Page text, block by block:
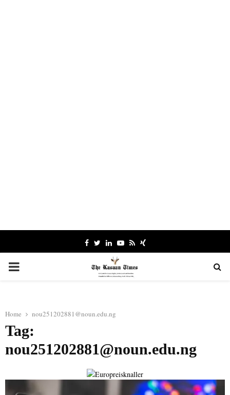
Facebook
TwitterLinkedinYoutube
RssXing
PRIMARY
Home nou251202881@noun.edu.ng
Tag:
nou251202881@noun.edu.ng